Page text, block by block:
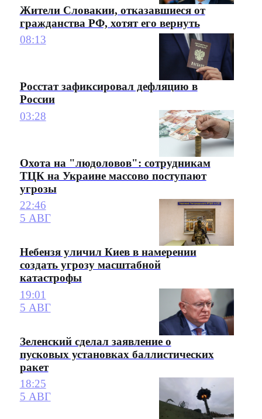
Жители Словакии, отказавшиеся от
гражданства РФ, хотят его вернуть
08:13
Росстат зафиксировал дефляцию в
России
03:28
Охота на "людоловов": сотрудникам
ТЦК на Украине массово поступают
угрозы
22:46
5 АВГ
Небензя уличил Киев в намерении
создать угрозу масштабной
катастрофы
19:01
5 АВГ
Зеленский сделал заявление о
пусковых установках баллистических
ракет
18:25
5 АВГ